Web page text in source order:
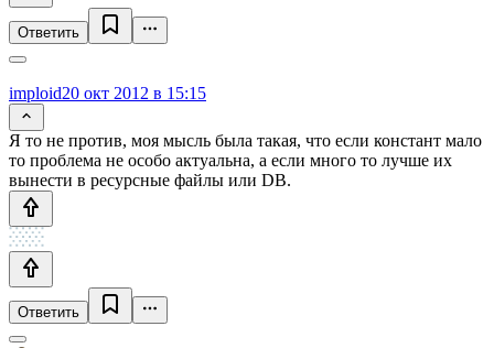
Ответить
imploid20 окт 2012 в 15:15
Я то не против, моя мысль была такая, что если констант мало
то проблема не особо актуальна, а если много то лучше их
вынести в ресурсные файлы или DB.
Ответить